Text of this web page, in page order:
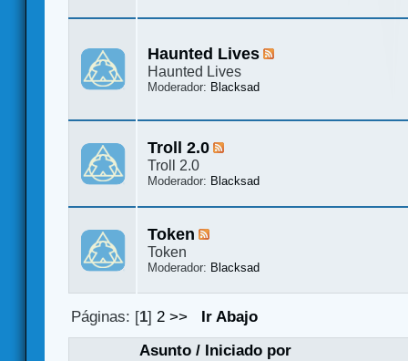
Haunted Lives
Haunted Lives
Moderador: Blacksad
Troll 2.0
Troll 2.0
Moderador: Blacksad
Token
Token
Moderador: Blacksad
Páginas: [1]2 >>
Ir Abajo
Asunto/ Iniciado por